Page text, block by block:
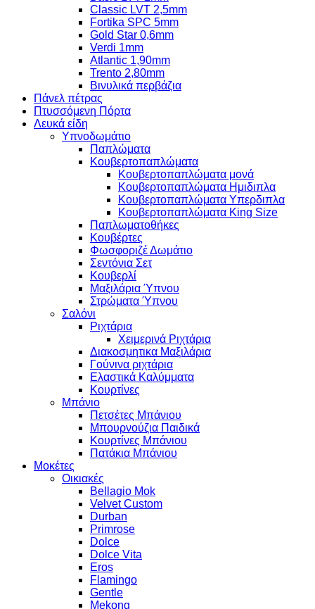
Classic LVT 2,5mm
Fortika SPC 5mm
Gold Star 0,6mm
Verdi 1mm
Atlantic 1,90mm
Trento 2,80mm
Βινυλικά περβάζια
Πάνελ πέτρας
Πτυσσόμενη Πόρτα
Λευκά είδη
Υπνοδωμάτιο
Παπλώματα
Κουβερτοπαπλώματα
Κουβερτοπαπλώματα μονά
Κουβερτοπαπλώματα Ημιδιπλα
Κουβερτοπαπλώματα Υπερδιπλα
Κουβερτοπαπλώματα King Size
Παπλωματοθήκες
Κουβέρτες
Φωσφοριζέ Δωμάτιο
Σεντόνια Σετ
Κουβερλί
Μαξιλάρια Ύπνου
Στρώματα Ύπνου
Σαλόνι
Ριχτάρια
Χειμερινά Ριχτάρια
Διακοσμητικα Μαξιλάρια
Γούνινα ριχτάρια
Ελαστικά Καλύμματα
Κουρτίνες
Μπάνιο
Πετσέτες Μπάνιου
Μπουρνούζια Παιδικά
Κουρτίνες Μπάνιου
Πατάκια Μπάνιου
Μοκέτες
Οικιακές
Bellagio Mok
Velvet Custom
Durban
Primrose
Dolce
Dolce Vita
Eros
Flamingo
Gentle
Mekong